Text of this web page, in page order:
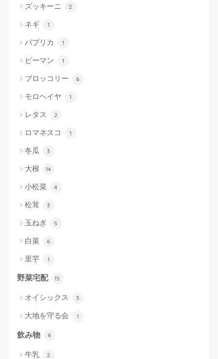
ズッキーニ 2
ネギ 1
パプリカ 1
ピーマン 1
ブロッコリー 6
モロヘイヤ 1
レタス 2
ロマネスコ 1
冬瓜 3
大根 14
小松菜 4
松茸 3
玉ねぎ 5
白菜 6
里芋 1
野菜宅配 15
オイシックス 3
大地を守る会 1
飲み物 6
牛乳 2